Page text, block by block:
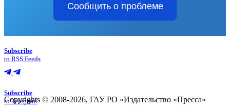
Сообщить о проблеме
Subscribe
to RSS Feeds
Subscribe
to Telegram
Copyrights © 2008-2026, ГАУ РО «Издательство «Пресса»